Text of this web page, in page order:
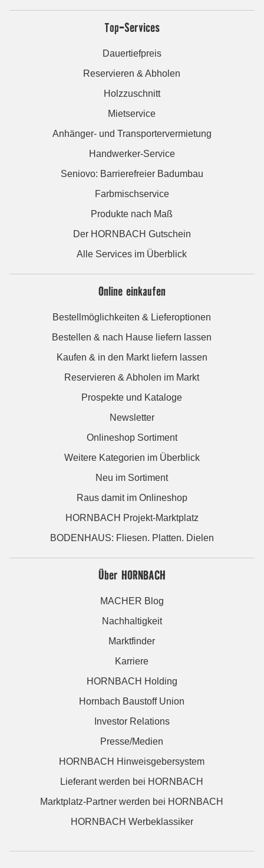
Top-Services
Dauertiefpreis
Reservieren & Abholen
Holzzuschnitt
Mietservice
Anhänger- und Transportervermietung
Handwerker-Service
Seniovo: Barrierefreier Badumbau
Farbmischservice
Produkte nach Maß
Der HORNBACH Gutschein
Alle Services im Überblick
Online einkaufen
Bestellmöglichkeiten & Lieferoptionen
Bestellen & nach Hause liefern lassen
Kaufen & in den Markt liefern lassen
Reservieren & Abholen im Markt
Prospekte und Kataloge
Newsletter
Onlineshop Sortiment
Weitere Kategorien im Überblick
Neu im Sortiment
Raus damit im Onlineshop
HORNBACH Projekt-Marktplatz
BODENHAUS: Fliesen. Platten. Dielen
Über HORNBACH
MACHER Blog
Nachhaltigkeit
Marktfinder
Karriere
HORNBACH Holding
Hornbach Baustoff Union
Investor Relations
Presse/Medien
HORNBACH Hinweisgebersystem
Lieferant werden bei HORNBACH
Marktplatz-Partner werden bei HORNBACH
HORNBACH Werbeklassiker